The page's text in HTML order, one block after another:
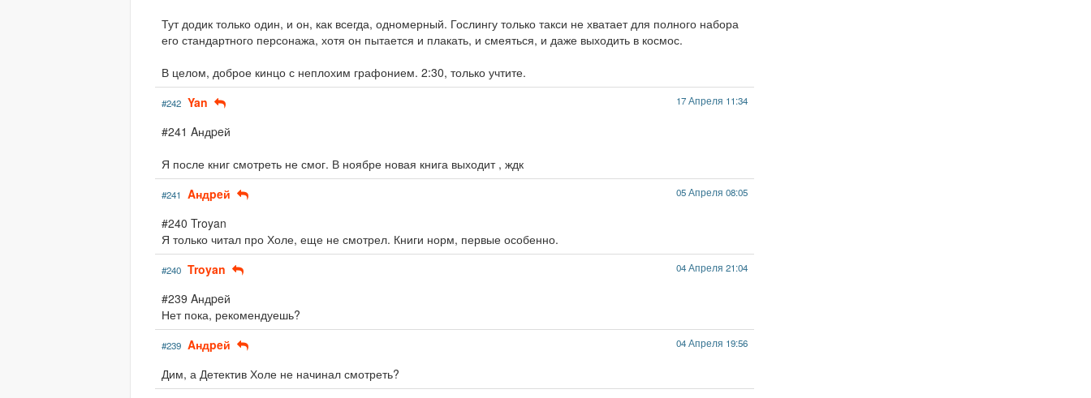
Тут додик только один, и он, как всегда, одномерный. Гослингу только такси не хватает для полного набора
его стандартного персонажа, хотя он пытается и плакать, и смеяться, и даже выходить в космос.
В целом, доброе кинцо с неплохим графонием. 2:30, только учтите.
#242 Yan 17 Апреля 11:34
#241 Aндpeй
Я после книг смотреть не смог. В ноябре новая книга выходит , ждк
#241 Aндpeй 05 Апреля 08:05
#240 Troyan
Я только читал про Холе, еще не смотрел. Книги норм, первые особенно.
#240 Troyan 04 Апреля 21:04
#239 Aндpeй
Нет пока, рекомендуешь?
#239 Aндpeй 04 Апреля 19:56
Дим, а Детектив Холе не начинал смотреть?